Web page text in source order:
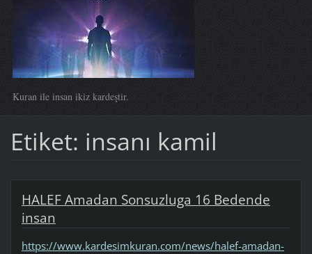
Kuran ile insan ikiz kardeştir.
Etiket: insanı kamil
HALEF Amadan Sonsuzluga 16 Bedende
insan
https://www.kardesimkuran.com/news/halef-amadan-